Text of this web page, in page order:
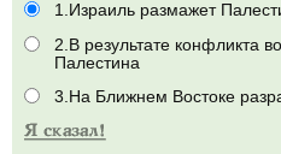
1.Израиль размажет
2.В результате конфликта
Палестина
3.На Ближнем Востоке